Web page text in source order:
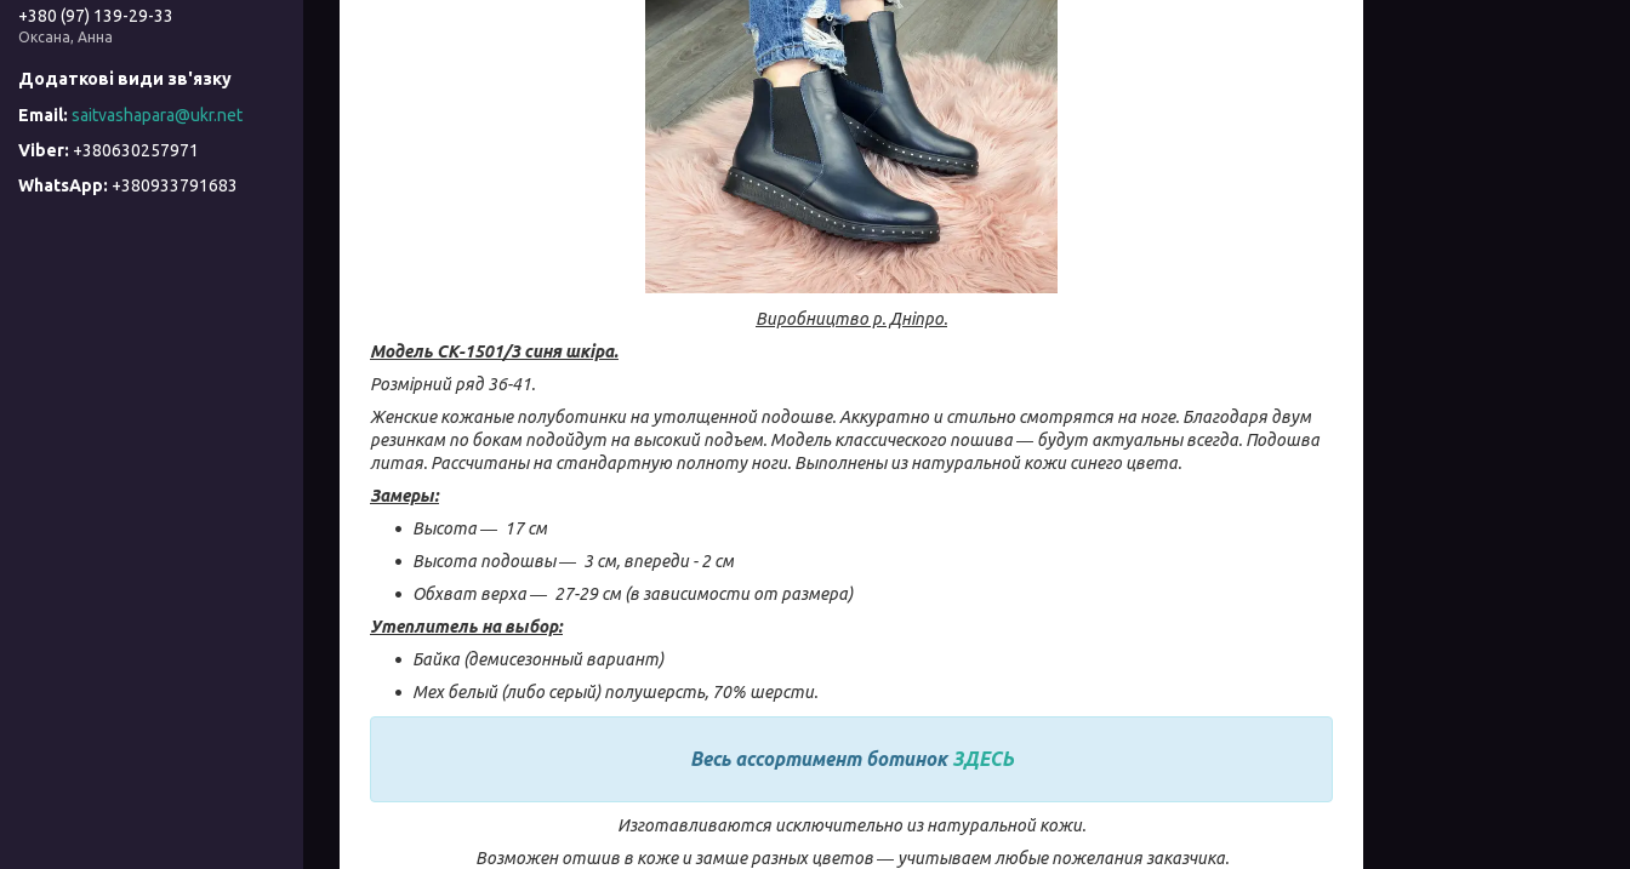
Виробництво р. Дніпро.
Модель СК-1501/3 синя шкіра.
Розмірний ряд 36-41.
Женские кожаные полуботинки на утолщенной подошве. Аккуратно и стильно смотрятся на ноге. Благодаря двум
резинкам по бокам подойдут на высокий подъем. Модель классического пошива ― будут актуальны всегда. Подошва
литая. Рассчитаны на стандартную полноту ноги. Выполнены из натуральной кожи синего цвета.
Замеры:
Высота ― 17 см
Высота подошвы ― 3 см, впереди - 2 см
Обхват верха ― 27-29 см (в зависимости от размера)
Утеплитель на выбор:
Байка (демисезонный вариант)
Мех белый (либо серый) полушерсть, 70% шерсти.
Весь ассортимент ботинокЗДЕСЬ
Изготавливаются исключительно из натуральной кожи.
Возможен отшив в коже и замше разных цветов ― учитываем любые пожелания заказчика.
+380 (97) 139-29-33
Оксана, Анна
saitvashapara@ukr.net
+380630257971
+380933791683